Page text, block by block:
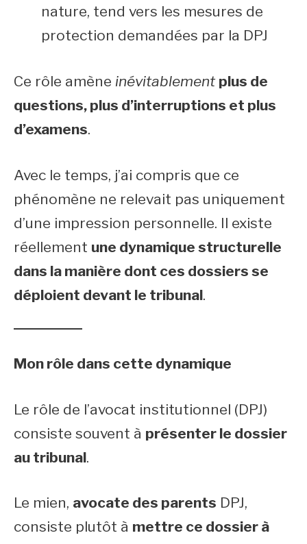
nature, tend vers les mesures de
protection demandées par la DPJ
Ce rôle amène inévitablement plus de
questions, plus d’interruptions et plus
d’examens.
Avec le temps, j’ai compris que ce
phénomène ne relevait pas uniquement
d’une impression personnelle. Il existe
réellement une dynamique structurelle
dans la manière dont ces dossiers se
déploient devant le tribunal.
Mon rôle dans cette dynamique
Le rôle de l’avocat institutionnel (DPJ)
consiste souvent à présenter le dossier
au tribunal.
Le mien, avocate des parents DPJ,
consiste plutôt à mettre ce dossier à